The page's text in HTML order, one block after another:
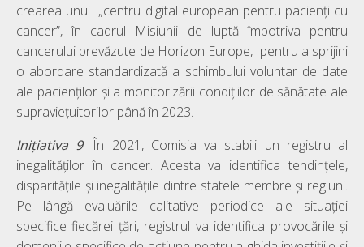
crearea unui „centru digital european pentru pacienți cu
cancer”, în cadrul Misiunii de luptă împotriva pentru
cancerului prevăzute de Horizon Europe, pentru a sprijini
o abordare standardizată a schimbului voluntar de date
ale pacienților și a monitorizării condițiilor de sănătate ale
supraviețuitorilor până în 2023.
Inițiativa 9: În 2021, Comisia va stabili un registru al
inegalităților în cancer. Acesta va identifica tendințele,
disparitățile și inegalitățile dintre statele membre și regiuni.
Pe lângă evaluările calitative periodice ale situației
specifice fiecărei țări, registrul va identifica provocările și